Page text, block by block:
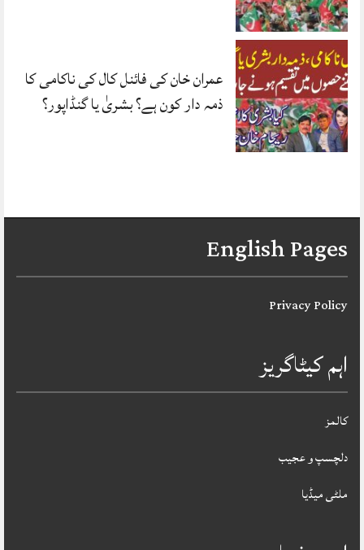
عمران خان کی فائنل کال کی ناکامی کا
ذمہ دار کون ہے؟ بشریٰ یا گنڈاپور؟
English Pages
Privacy Policy
اہم کیٹاگریز
کالمز
دلچسپ و عجیب
ملٹی میڈیا